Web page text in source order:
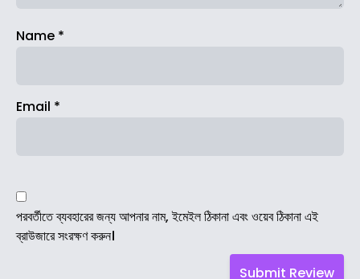
Name *
Email *
পরবর্তীতে ব্যবহারের জন্য আপনার নাম, ইমেইল ঠিকানা এবং ওয়েব ঠিকানা এই
ব্রাউজারে সংরক্ষণ করুন।